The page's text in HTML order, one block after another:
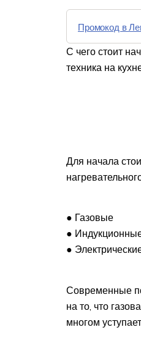
Промокод в
С чего стоит
техника на
Для начала
● Газовые
●
●
Современные
на то, что
многом